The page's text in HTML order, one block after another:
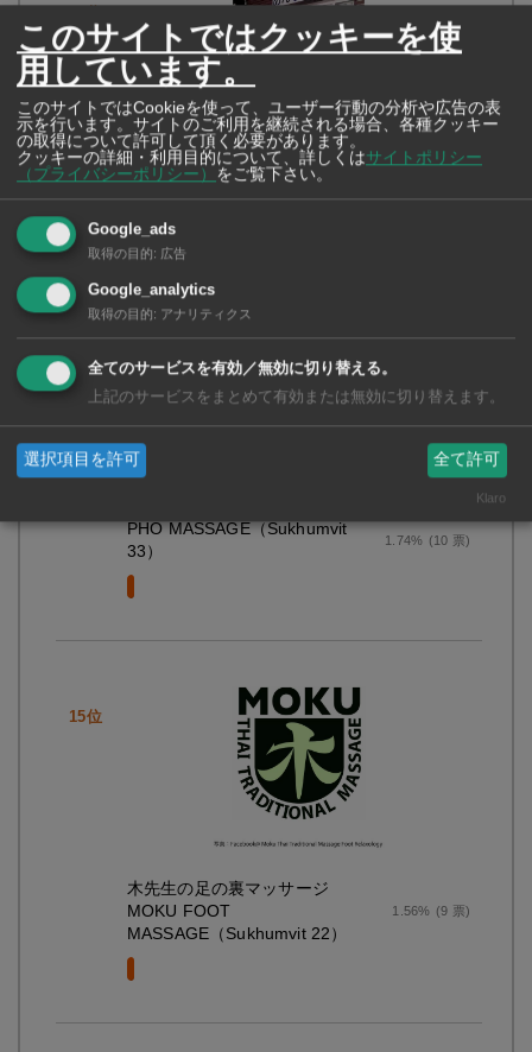
あんまや（Thonglor）
PHO MASSAGE（Sukhumvit
33）
1.74% (10 票)
木先生の足の裏マッサージ
MOKU FOOT
MASSAGE（Sukhumvit 22）
1.56% (9 票)
このサイトではクッキーを使
用しています。
このサイトではCookieを使って、ユーザー行動の分析や広告の表
示を行います。サイトのご利用を継続される場合、各種クッキー
の取得について許可して頂く必要があります。
クッキーの詳細・利用目的について、詳しくはサイトポリシー
（プライバシーポリシー）
をご覧下さい。
Google_ads
取得の目的: 広告
Google_analytics
取得の目的: アナリティクス
全てのサービスを有効／無効に切り替える。
上記のサービスをまとめて有効または無効に切り替えます。
選択項目を許可 全て許可
Klaro